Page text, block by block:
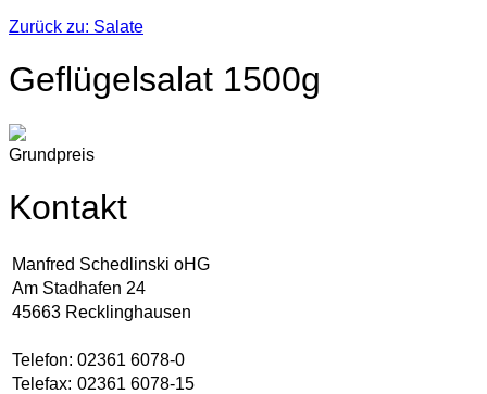
Zurück zu: Salate
Geflügelsalat 1500g
Grundpreis
Kontakt
Manfred Schedlinski oHG
Am Stadhafen 24
45663 Recklinghausen
Telefon: 02361 6078-0
Telefax: 02361 6078-15